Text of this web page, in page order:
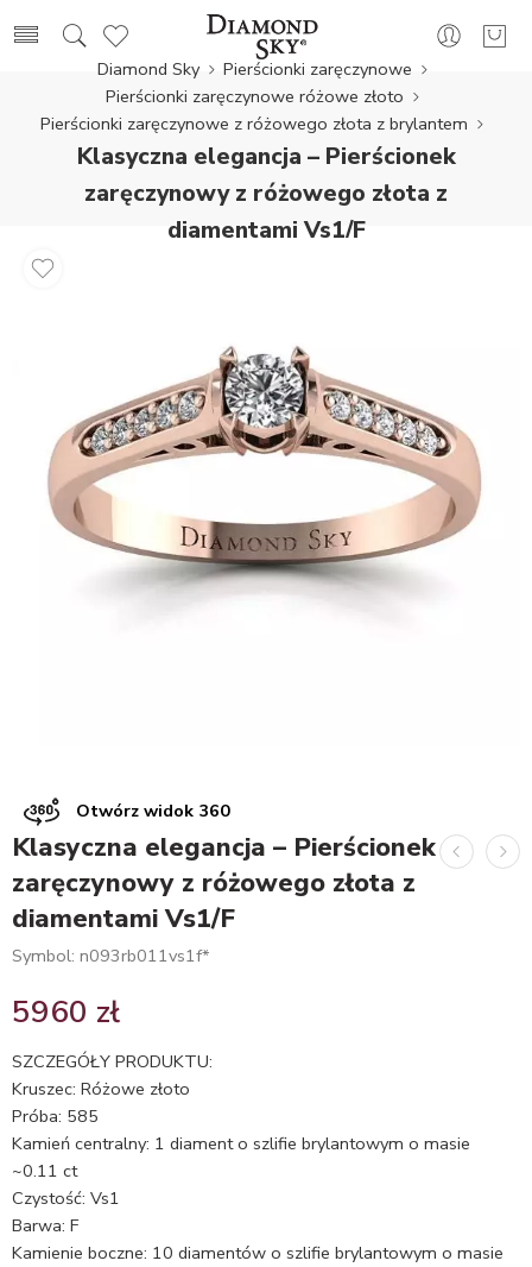
Diamond Sky
Pierścionki zaręczynowe
Pierścionki zaręczynowe różowe złoto
Pierścionki zaręczynowe z różowego złota z brylantem
Klasyczna elegancja – Pierścionek
zaręczynowy z różowego złota z
diamentami Vs1/F
Otwórz widok 360
Klasyczna elegancja – Pierścionek
zaręczynowy z różowego złota z
diamentami Vs1/F
Symbol: n093rb011vs1f*
5960 zł
SZCZEGÓŁY PRODUKTU:
Kruszec: Różowe złoto
Próba: 585
Kamień centralny: 1 diament o szlifie brylantowym o masie
~0.11 ct
Czystość: Vs1
Barwa: F
Kamienie boczne: 10 diamentów o szlifie brylantowym o masie